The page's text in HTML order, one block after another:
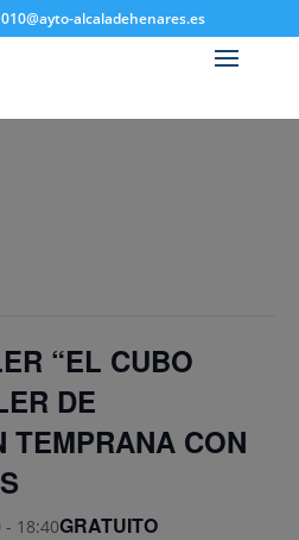
010@ayto-alcaladehenares.es
“EL CUBO
DE
TEMPRANA CON
- 18:40GRATUITO